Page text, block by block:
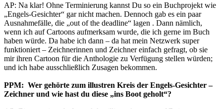
AP: Na klar! Ohne Terminierung kannst Du so ein Buchprojekt wie
„Engels-Gesichter“ gar nicht machen. Dennoch gab es ein paar
Ausnahmefälle, die „out of the deadline“ lagen . Dann nämlich,
wenn ich auf Cartoons aufmerksam wurde, die ich gerne im Buch
haben würde. Da habe ich dann – da hat mein Netzwerk super
funktioniert – Zeichnerinnen und Zeichner einfach gefragt, ob sie
mir ihren Cartoon für die Anthologie zu Verfügung stellen würden;
und ich habe ausschließlich Zusagen bekommen.
PPM: Wer gehörte zum illustren Kreis der Engels-Gesichter –
Zeichner und wie hast du diese „ins Boot geholt“?